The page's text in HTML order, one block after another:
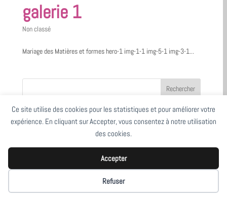
Ce site utilise des cookies pour les statistiques et pour améliorer votre
expérience. En cliquant sur Accepter, vous consentez à notre utilisation
des cookies.
Accepter
Refuser
galerie 1
Non classé
Mariage des Matières et formes hero-1 img-1-1 img-5-1 img-3-1...
Articles récents
JEMA 23 – Salon Elégance et Métiers d’Art
JEMA 24 – Salon Elégance et Métiers d’Art
« Chapeau l’artiste ! De fil en peinture » Exposition
Chapeaux de feutre femme 2023
Défilé Salon Elégance et Métiers d’Art – JEMA 2023